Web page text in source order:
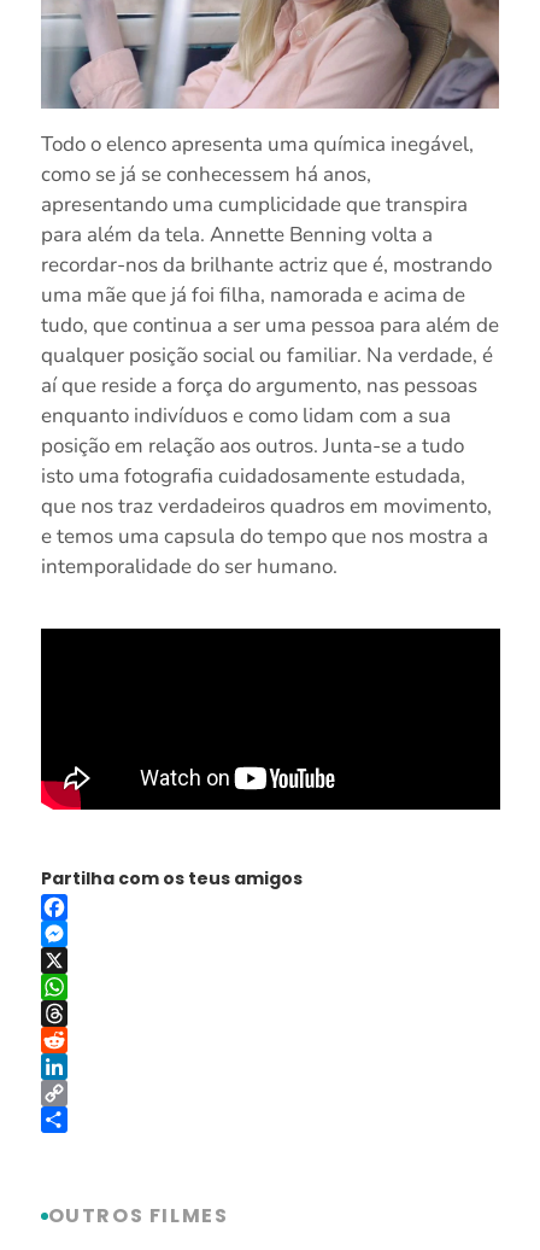
Todo o elenco apresenta uma química inegável,
como se já se conhecessem há anos,
apresentando uma cumplicidade que transpira
para além da tela. Annette Benning volta a
recordar-nos da brilhante actriz que é, mostrando
uma mãe que já foi filha, namorada e acima de
tudo, que continua a ser uma pessoa para além de
qualquer posição social ou familiar. Na verdade, é
aí que reside a força do argumento, nas pessoas
enquanto indivíduos e como lidam com a sua
posição em relação aos outros. Junta-se a tudo
isto uma fotografia cuidadosamente estudada,
que nos traz verdadeiros quadros em movimento,
e temos uma capsula do tempo que nos mostra a
intemporalidade do ser humano.
Partilha com os teus amigos
Facebook
Messenger
X
WhatsApp
Threads
Reddit
LinkedIn
Copy
OUTROS FILMES